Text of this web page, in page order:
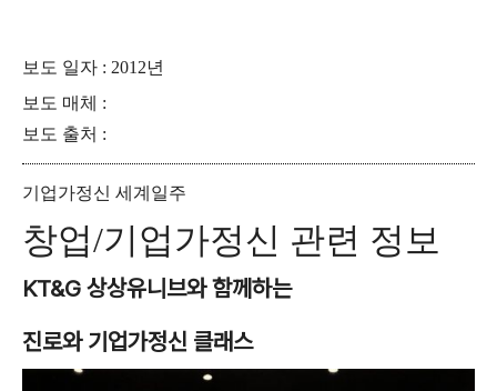
보도 일자 : 2012년
보도 매체 :
보도 출처 :
기업가정신 세계일주
창업/기업가정신 관련 정보
KT&G 상상유니브와 함께하는
진로와 기업가정신 클래스